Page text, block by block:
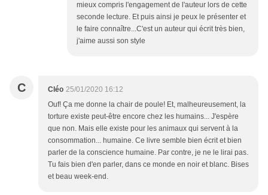
mieux compris l'engagement de l'auteur lors de cette
seconde lecture. Et puis ainsi je peux le présenter et
le faire connaître...C'est un auteur qui écrit très bien,
j'aime aussi son style
C Cléo 25/01/2020 16:12
Ouf! Ça me donne la chair de poule! Et, malheureusement, la
torture existe peut-être encore chez les humains... J'espère
que non. Mais elle existe pour les animaux qui servent à la
consommation... humaine. Ce livre semble bien écrit et bien
parler de la conscience humaine. Par contre, je ne le lirai pas.
Tu fais bien d'en parler, dans ce monde en noir et blanc. Bises
et beau week-end.